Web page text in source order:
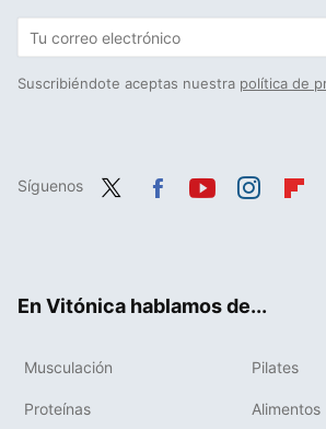
Suscribiéndote aceptas nuestra política de
Síguenos
En Vitónica hablamos de...
Musculación Pilates
Proteínas Alimentos